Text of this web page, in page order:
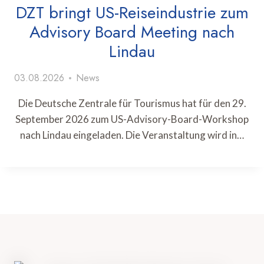
DZT bringt US-Reiseindustrie zum
Advisory Board Meeting nach
Lindau
03.08.2026 News
Die Deutsche Zentrale für Tourismus hat für den 29.
September 2026 zum US-Advisory-Board-Workshop
nach Lindau eingeladen. Die Veranstaltung wird in…